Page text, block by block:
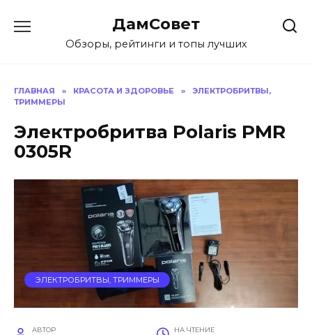
содержанию
ДамСовет
Обзоры, рейтинги и топы лучших
ГЛАВНАЯ » КРАСОТА И ЗДОРОВЬЕ »
ЭЛЕКТРОБРИТВЫ,
ТРИММЕРЫ
Электробритва Polaris PMR
0305R
ЭЛЕКТРОБРИТВЫ, ТРИММЕРЫ
АВТОР НА ЧТЕНИЕ